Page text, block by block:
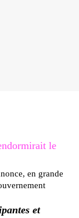
le
en grande
et